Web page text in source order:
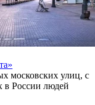
московских улиц, с
в России людей